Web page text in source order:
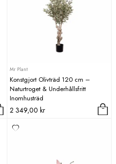
Mr Plant
Konstgjort Olivträd 120 cm –
Naturtroget & Underhållsfritt
Inomhusträd
2 349,00 kr